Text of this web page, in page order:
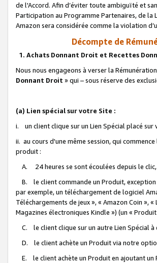
de l'Accord. Afin d’éviter toute ambiguïté et
Participation au Programme Partenaires, de la
Amazon sera considérée comme la violation
Décompte de
1. Achats Donnant Droit et Recettes
Nous nous engageons à verser la
Donnant Droit » qui – sous réserve des
(a) Lien spécial sur votre Site :
i. un client clique sur un Lien Spécial placé
ii. au cours d'une même session, qui
produit :
A. 24 heures se sont écoulées depuis le clic,
B. le client commande un Produit, exception
par exemple, un téléchargement de logiciel
Téléchargements de jeux », « Amazon Coin »,
Magazines électroniques Kindle ») (un «
C. le client clique sur un autre Lien Spécial
D. le client achète un Produit via notre
E. le client achète un Produit en ajoutant un